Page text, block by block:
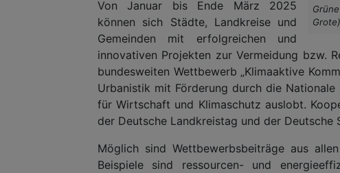
Grote)
Von Januar bis Ende März 2025
können sich Städte, Landkreise und
Gemeinden mit erfolgreichen und
innovativen Projekten zur Vermeidung bzw.
bundesweiten Wettbewerb „Klimaaktive
Urbanistik mit Förderung durch die
für Wirtschaft und Klimaschutz auslobt.
der Deutsche Landkreistag und der Deutsche
Möglich sind Wettbewerbsbeiträge aus
Beispiele sind ressourcen- und